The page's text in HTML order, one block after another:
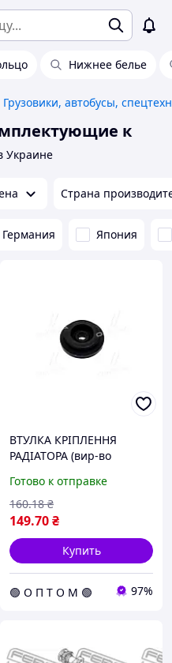
Нижнее белье
Грузовики, автобусы,
к
Украине
Страна
Германия Япония
ВТУЛКА КРІПЛЕННЯ
РАДІАТОРА (вир-во
Готово к отправке
149.70₴
160.18 ₴
Купить
🟢 О П Т О М 🟢 97%